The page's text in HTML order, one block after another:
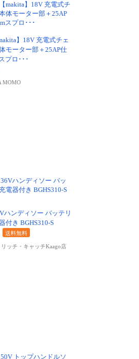
】18V 充電式チェ
モーター部＋25AP仕
プロ･･･
MOMO
ハンディソー バッテリ
付き BGHS310-S
送料無料
リッチ・キャッチKaago店